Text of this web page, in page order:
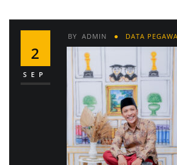
2
SEP
BY ADMIN DATA